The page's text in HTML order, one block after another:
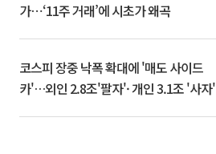
가⋯‘11주 거래’에 시초가 왜곡
코스피 장중 낙폭 확대에 '매도 사이드
카'…외인 2.8조'팔자'· 개인 3.1조 '사자'